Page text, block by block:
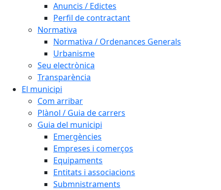
Anuncis / Edictes
Perfil de contractant
Normativa
Normativa / Ordenances Generals
Urbanisme
Seu electrònica
Transparència
El municipi
Com arribar
Plànol / Guia de carrers
Guia del municipi
Emergències
Empreses i comerços
Equipaments
Entitats i associacions
Submnistraments